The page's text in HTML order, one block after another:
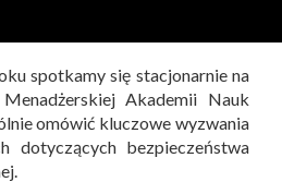
spotkamy się stacjonarnie na
Akademii Nauk
omówić kluczowe wyzwania
dotyczących bezpieczeństwa